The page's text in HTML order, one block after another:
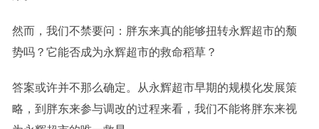
然而，我们不禁要问：胖东来真的能够扭转永辉超市的颓
势吗？它能否成为永辉超市的救命稻草？
答案或许并不那么确定。从永辉超市早期的规模化发展策
略，到胖东来参与调改的过程来看，我们不能将胖东来视